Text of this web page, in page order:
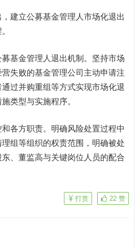
立公募基金管理人市场化退出
金管理人退出机制。坚持市场
失败的基金管理公司主动申请注
过并购重组等方式实现市场化退
类型与实施程序。
方职责。明确风险处置过程中
组等组织的权责范围，明确被处
、董监高与关键岗位人员的配合
22 赞
打赏